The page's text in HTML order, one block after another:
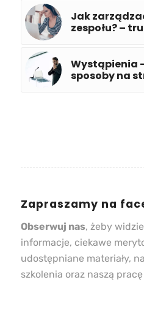
Jak
zespołu? –
Wystąpienia
sposoby na
Zapraszamy na
Obserwuj nas, żeby
informacje, ciekawe
udostępniane materiały,
szkolenia oraz naszą